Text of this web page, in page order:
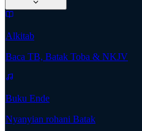
Alkitab
Baca TB, Batak Toba & NKJV
Buku Ende
Nyanyian rohani Batak